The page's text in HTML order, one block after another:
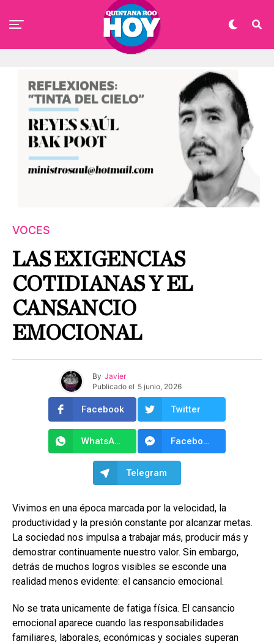
VOCES
LAS EXIGENCIAS
COTIDIANAS Y EL
CANSANCIO
EMOCIONAL
By Javier
Publicado el 5 junio, 2026
Facebook Twitter
WhatsApp Facebook Messenger
Telegram
Vivimos en una época marcada por la velocidad, la
productividad y la presión constante por alcanzar metas.
La sociedad nos impulsa a trabajar más, producir más y
demostrar continuamente nuestro valor. Sin embargo,
detrás de muchos logros visibles se esconde una
realidad menos evidente: el cansancio emocional.
No se trata unicamente de fatiga física. El cansancio
emocional aparece cuando las responsabilidades
familiares, laborales, económicas y sociales superan